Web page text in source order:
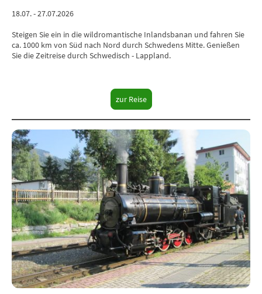
18.07. - 27.07.2026
Steigen Sie ein in die wildromantische Inlandsbanan und fahren Sie
ca. 1000 km von Süd nach Nord durch Schwedens Mitte. Genießen
Sie die Zeitreise durch Schwedisch - Lappland.
zur Reise